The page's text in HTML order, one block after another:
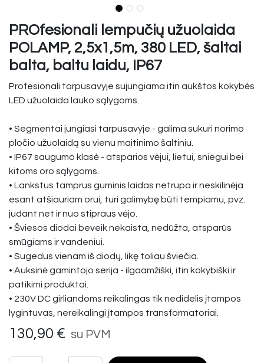
PROfesionali lempučių užuolaida
POLAMP, 2,5x1,5m, 380 LED, šaltai
balta, baltu laidu, IP67
Profesionali tarpusavyje sujungiama itin aukštos kokybės
LED užuolaida lauko sąlygoms.
• Segmentai jungiasi tarpusavyje - galima sukuri norimo
pločio užuolaidą su vienu maitinimo šaltiniu.
• IP67 saugumo klasė - atsparios vėjui, lietui, sniegui bei
kitoms oro sąlygoms.
• Lankstus tamprus guminis laidas netrupa ir neskilinėja
esant atšiauriam orui, turi galimybę būti tempiamu, pvz.
judant net ir nuo stipraus vėjo.
• Šviesos diodai beveik nekaista, nedūžta, atsparūs
smūgiams ir vandeniui.
• Sugedus vienam iš diodų, likę toliau šviečia.
• Auksinė gamintojo serija - ilgaamžiški, itin kokybiški ir
patikimi produktai.
• 230V DC girliandoms reikalingas tik nedidelis įtampos
lygintuvas, nereikalingi įtampos transformatoriai.
130,90 € su PVM